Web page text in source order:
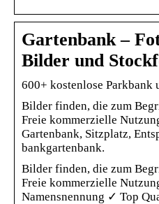
Gartenbank –
Bilder und
600+ kostenlose
Bilder finden, die zum
Freie kommerzielle
Gartenbank, Sitzplatz,
bankgartenbank.
Bilder finden, die zum
Freie kommerzielle
Namensnennung ✓ Top